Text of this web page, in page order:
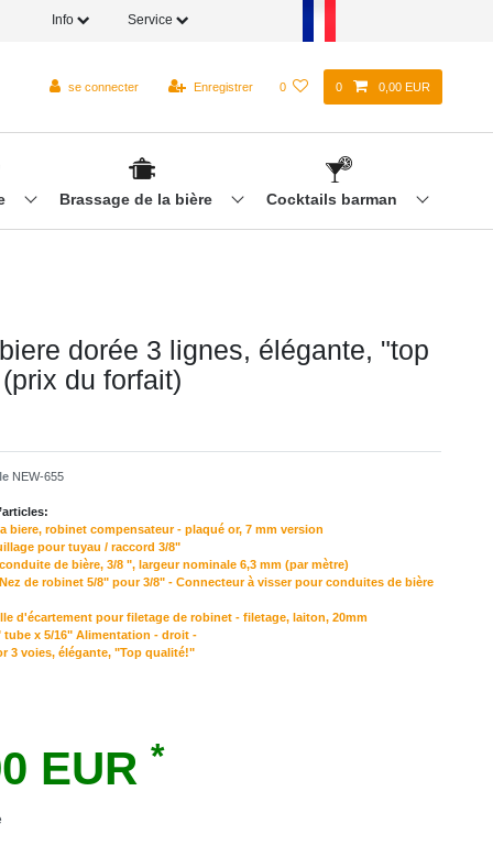
Info Service
se connecter Enregistrer 0 0 0,00 EUR
Brassage de la bière Cocktails barman
dorée 3 lignes, élégante, "top
du forfait)
NEW-655
biere, robinet compensateur - plaqué or, 7 mm version
pour tuyau / raccord 3/8"
de bière, 3/8 ", largeur nominale 6,3 mm (par mètre)
de robinet 5/8" pour 3/8" - Connecteur à visser pour conduites de bière
d'écartement pour filetage de robinet - filetage, laiton, 20mm
tube x 5/16" Alimentation - droit -
3 voies, élégante, "Top qualité!"
EUR *